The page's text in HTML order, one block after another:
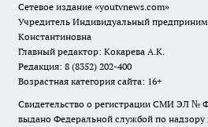
Сетевое издание «youtvnews.com»
Учредитель Индивидуальный
Константиновна
Главный редактор: Кокарева А.К.
Редакция: 8 (8352) 202-400
Возрастная категория сайта: 16+
Свидетельство о регистрации СМИ ЭЛ №
выдано Федеральной службой по надзору